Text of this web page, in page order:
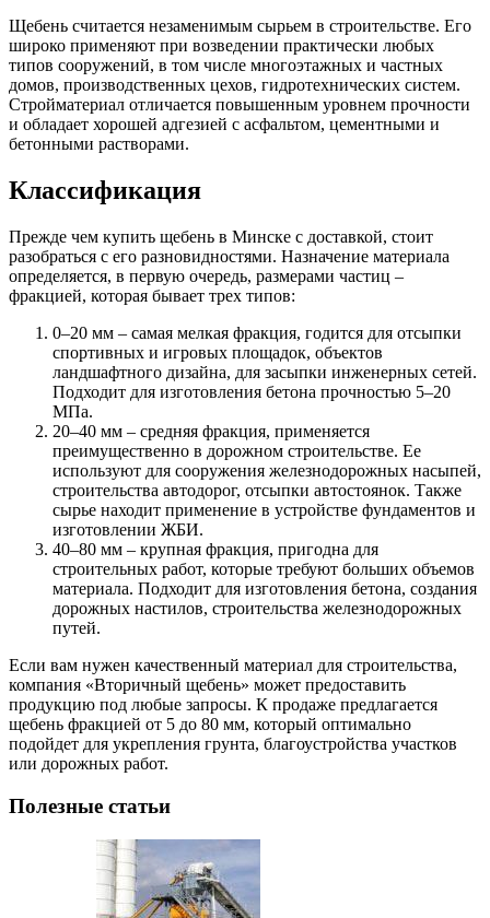
Щебень считается незаменимым сырьем в строительстве. Его
широко применяют при возведении практически любых
типов сооружений, в том числе многоэтажных и частных
домов, производственных цехов, гидротехнических систем.
Стройматериал отличается повышенным уровнем прочности
и обладает хорошей адгезией с асфальтом, цементными и
бетонными растворами.
Классификация
Прежде чем купить щебень в Минске с доставкой, стоит
разобраться с его разновидностями. Назначение материала
определяется, в первую очередь, размерами частиц –
фракцией, которая бывает трех типов:
0–20 мм – самая мелкая фракция, годится для отсыпки
спортивных и игровых площадок, объектов
ландшафтного дизайна, для засыпки инженерных сетей.
Подходит для изготовления бетона прочностью 5–20
МПа.
20–40 мм – средняя фракция, применяется
преимущественно в дорожном строительстве. Ее
используют для сооружения железнодорожных насыпей,
строительства автодорог, отсыпки автостоянок. Также
сырье находит применение в устройстве фундаментов и
изготовлении ЖБИ.
40–80 мм – крупная фракция, пригодна для
строительных работ, которые требуют больших объемов
материала. Подходит для изготовления бетона, создания
дорожных настилов, строительства железнодорожных
путей.
Если вам нужен качественный материал для строительства,
компания «Вторичный щебень» может предоставить
продукцию под любые запросы. К продаже предлагается
щебень фракцией от 5 до 80 мм, который оптимально
подойдет для укрепления грунта, благоустройства участков
или дорожных работ.
Полезные статьи